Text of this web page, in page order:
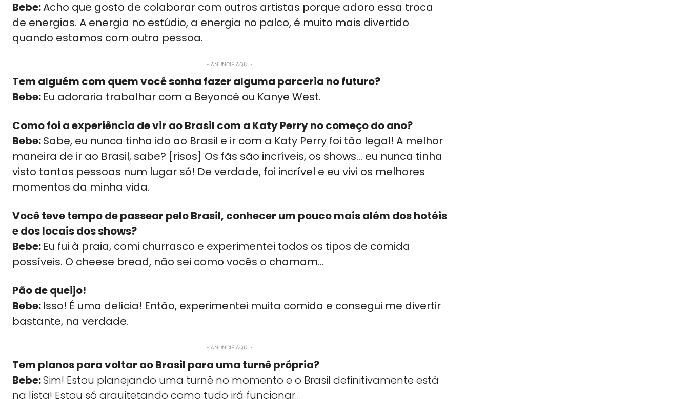
Bebe:Acho que gosto de colaborar com outros artistas porque adoro essa troca
de energias. A energia no estúdio, a energia no palco, é muito mais divertido
quando estamos com outra pessoa.
- ANUNCIE AQUI -
Tem alguém com quem você sonha fazer alguma parceria no futuro?
Bebe: Eu adoraria trabalhar com a Beyoncé ou Kanye West.
Como foi a experiência de vir ao Brasil com a Katy Perry no começo do ano?
Bebe:Sabe, eu nunca tinha ido ao Brasil e ir com a Katy Perry foi tão legal! A melhor
maneira de ir ao Brasil, sabe? [risos] Os fãs são incríveis, os shows… eu nunca tinha
visto tantas pessoas num lugar só! De verdade, foi incrível e eu vivi os melhores
momentos da minha vida.
Você teve tempo de passear pelo Brasil, conhecer um pouco mais além dos hotéis
e dos locais dos shows?
Bebe: Eu fui à praia, comi churrasco e experimentei todos os tipos de comida
possíveis. O cheese bread, não sei como vocês o chamam…
Pão de queijo!
Bebe: Isso! É uma delícia! Então, experimentei muita comida e consegui me divertir
bastante, na verdade.
- ANUNCIE AQUI -
Tem planos para voltar ao Brasil para uma turnê própria?
Bebe:Sim! Estou planejando uma turnê no momento e o Brasil definitivamente está
na lista! Estou só arquitetando como tudo irá funcionar…